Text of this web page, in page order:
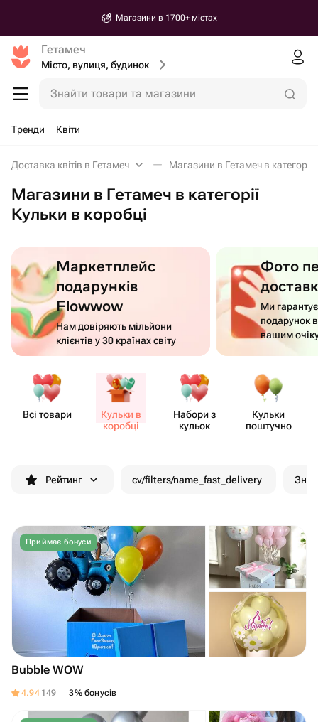
Магазини в 1700+ містах
Гетамеч
Місто, вулиця, будинок
Знайти товари та магазини
Тренди Квіти
Доставка квітів в Гетамеч Магазини в Гетамеч в категорії
Магазини в Гетамеч в категорії
Кульки в коробці
Маркетплейс
подарунків
Flowwow
Нам довіряють мільйони
клієнтів у 30 країнах світу
Фото
Ми
подарунок
вашим
Всі товари
Кульки в
коробці
Набори з
кульок
Кульки
поштучно
Рейтинг cv/filters/name_fast_delivery
Приймає бонуси
Bubble WOW
4.94 149 3% бонусів